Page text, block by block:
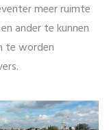
meer ruimte
ander te kunnen
te worden